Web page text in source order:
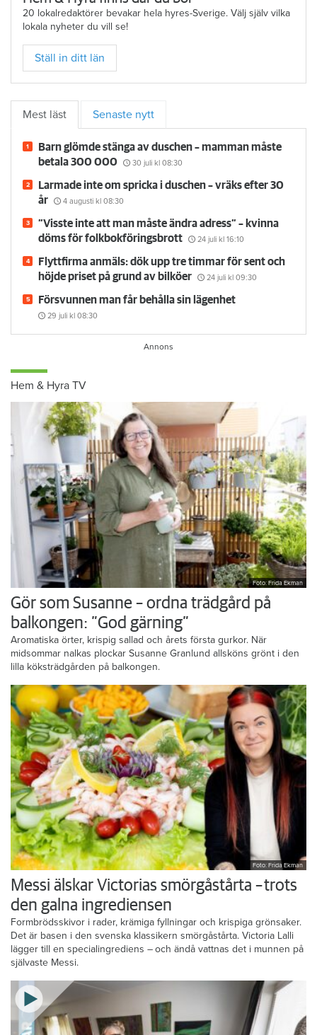
20 lokalredaktörer bevakar hela hyres-Sverige. Välj själv vilka
lokala nyheter du vill se!
Ställ in ditt län
Mest läst Senaste nytt
Barn glömde stänga av duschen – mamman måste
betala 300 000
30 juli kl 08:30
Larmade inte om spricka i duschen – vräks efter 30
år
4 augusti kl 08:30
”Visste inte att man måste ändra adress” – kvinna
döms för folkbokföringsbrott
24 juli kl 16:10
Flyttfirma anmäls: dök upp tre timmar för sent och
höjde priset på grund av bilköer
24 juli kl 09:30
Försvunnen man får behålla sin lägenhet
29 juli kl 08:30
Hem & Hyra TV
Foto: Frida Ekman
Gör som Susanne – ordna trädgård på
balkongen: ”God gärning”
Aromatiska örter, krispig sallad och årets första gurkor. När
midsommar nalkas plockar Susanne Granlund allsköns grönt i den
lilla köksträdgården på balkongen.
Foto: Frida Ekman
Messi älskar Victorias smörgåstårta – trots
den galna ingrediensen
Formbrödsskivor i rader, krämiga fyllningar och krispiga grönsaker.
Det är basen i den svenska klassikern smörgåstårta. Victoria Lalli
lägger till en specialingrediens – och ändå vattnas det i munnen på
självaste Messi.